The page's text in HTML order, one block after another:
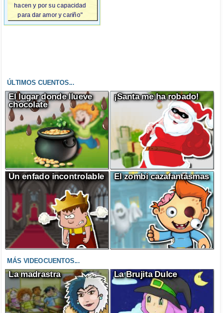
hacen y por su capacidad
para dar amor y cariño"
ÚLTIMOS CUENTOS...
El lugar donde llueve
chocolate
¡Santa me ha robado!
Un enfado incontrolable El zombi cazafantasmas
MÁS VIDEOCUENTOS...
La madrastra La Brujita Dulce